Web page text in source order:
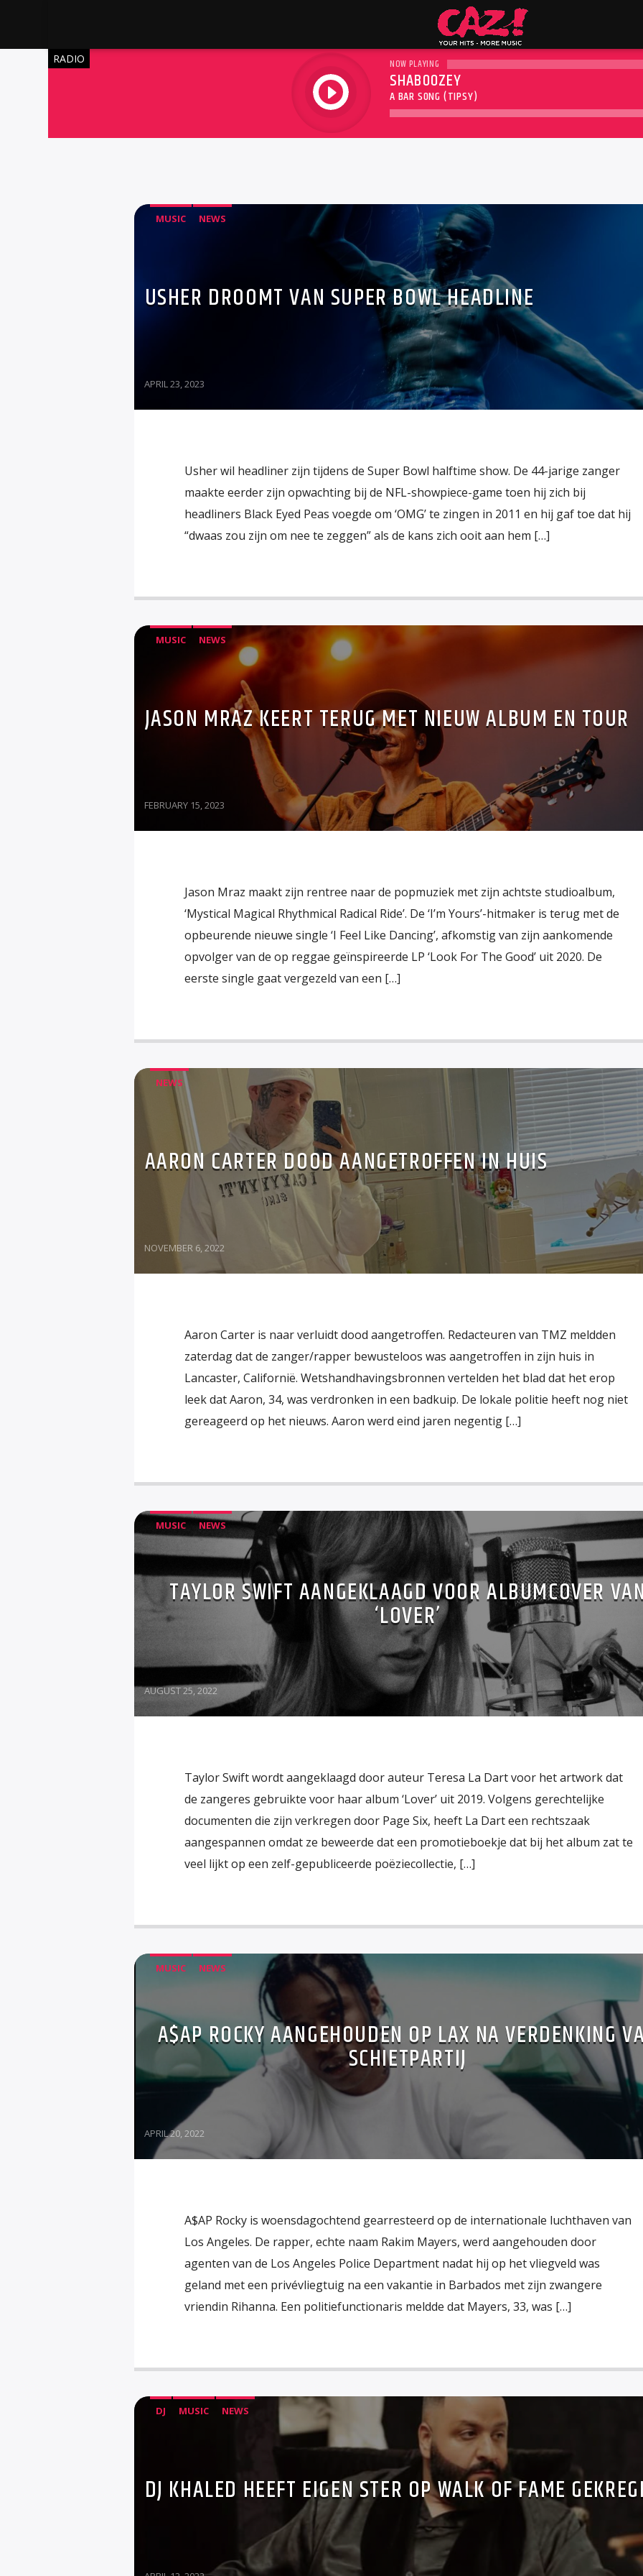
RADIO
play
NOW PLAYING
SHABOOZEY
A BAR SONG (TIPSY)
MUSIC NEWS
USHER DROOMT VAN SUPER BOWL HEADLINE
APRIL 23, 2023
Usher wil headliner zijn tijdens de Super Bowl halftime show. De 44-jarige zanger
maakte eerder zijn opwachting bij de NFL-showpiece-game toen hij zich bij
headliners Black Eyed Peas voegde om ‘OMG’ te zingen in 2011 en hij gaf toe dat hij
“dwaas zou zijn om nee te zeggen” als de kans zich ooit aan hem […]
MUSIC NEWS
JASON MRAZ KEERT TERUG MET NIEUW ALBUM EN TOUR
FEBRUARY 15, 2023
Jason Mraz maakt zijn rentree naar de popmuziek met zijn achtste studioalbum,
‘Mystical Magical Rhythmical Radical Ride’. De ‘I’m Yours’-hitmaker is terug met de
opbeurende nieuwe single ‘I Feel Like Dancing’, afkomstig van zijn aankomende
opvolger van de op reggae geïnspireerde LP ‘Look For The Good’ uit 2020. De
eerste single gaat vergezeld van een […]
NEWS
AARON CARTER DOOD AANGETROFFEN IN HUIS
NOVEMBER 6, 2022
Aaron Carter is naar verluidt dood aangetroffen. Redacteuren van TMZ meldden
zaterdag dat de zanger/rapper bewusteloos was aangetroffen in zijn huis in
Lancaster, Californië. Wetshandhavingsbronnen vertelden het blad dat het erop
leek dat Aaron, 34, was verdronken in een badkuip. De lokale politie heeft nog niet
gereageerd op het nieuws. Aaron werd eind jaren negentig […]
MUSIC NEWS
TAYLOR SWIFT AANGEKLAAGD VOOR ALBUMCOVER
‘LOVER’
AUGUST 25, 2022
Taylor Swift wordt aangeklaagd door auteur Teresa La Dart voor het artwork dat
de zangeres gebruikte voor haar album ‘Lover’ uit 2019. Volgens gerechtelijke
documenten die zijn verkregen door Page Six, heeft La Dart een rechtszaak
aangespannen omdat ze beweerde dat een promotieboekje dat bij het album zat te
veel lijkt op een zelf-gepubliceerde poëziecollectie, […]
MUSIC NEWS
A$AP ROCKY AANGEHOUDEN OP LAX NA VERDENKING
SCHIETPARTIJ
APRIL 20, 2022
A$AP Rocky is woensdagochtend gearresteerd op de internationale luchthaven van
Los Angeles. De rapper, echte naam Rakim Mayers, werd aangehouden door
agenten van de Los Angeles Police Department nadat hij op het vliegveld was
geland met een privévliegtuig na een vakantie in Barbados met zijn zwangere
vriendin Rihanna. Een politiefunctionaris meldde dat Mayers, 33, was […]
DJ MUSIC NEWS
DJ KHALED HEEFT EIGEN STER OP WALK OF FAME